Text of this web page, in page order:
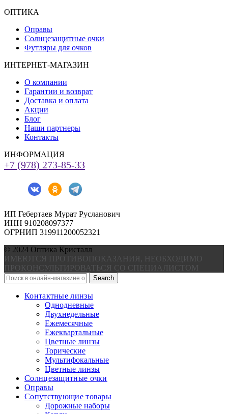
ОПТИКА
Оправы
Солнцезащитные очки
Футляры для очков
ИНТЕРНЕТ-МАГАЗИН
О компании
Гарантии и возврат
Доставка и оплата
Акции
Блог
Наши партнеры
Контакты
ИНФОРМАЦИЯ
+7 (978) 273-85-33
ИП Гебертаев Мурат Русланович
ИНН 910208097377
ОГРНИП 319911200052321
© 2024 Оптика Кристалл
ИМЕЮТСЯ ПРОТИВОПОКАЗАНИЯ, НЕОБХОДИМО
ПРОКОНСУЛЬТИРОВАТЬСЯ СО СПЕЦИАЛИСТОМ
Search
Контактные линзы
Однодневные
Двухнедельные
Ежемесячные
Ежеквартальные
Цветные линзы
Торические
Мультифокальные
Цветные линзы
Солнцезащитные очки
Оправы
Сопутствующие товары
Дорожные наборы